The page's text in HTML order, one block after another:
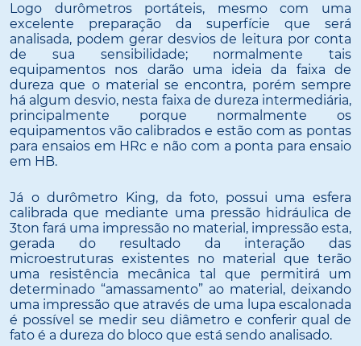
Logo durômetros portáteis, mesmo com uma
excelente preparação da superfície que será
analisada, podem gerar desvios de leitura por conta
de sua sensibilidade; normalmente tais
equipamentos nos darão uma ideia da faixa de
dureza que o material se encontra, porém sempre
há algum desvio, nesta faixa de dureza intermediária,
principalmente porque normalmente os
equipamentos vão calibrados e estão com as pontas
para ensaios em HRc e não com a ponta para ensaio
em HB.
Já o durômetro King, da foto, possui uma esfera
calibrada que mediante uma pressão hidráulica de
3ton fará uma impressão no material, impressão esta,
gerada do resultado da interação das
microestruturas existentes no material que terão
uma resistência mecânica tal que permitirá um
determinado “amassamento” ao material, deixando
uma impressão que através de uma lupa escalonada
é possível se medir seu diâmetro e conferir qual de
fato é a dureza do bloco que está sendo analisado.